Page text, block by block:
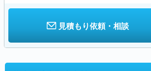
見積もり依頼・相談